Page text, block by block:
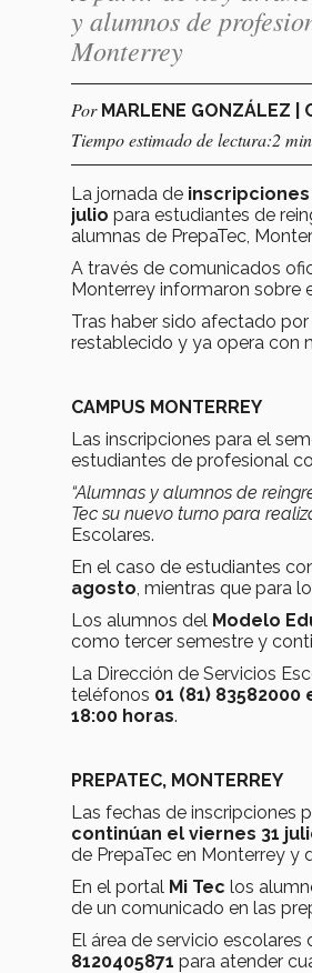
y alumnos de
Monterrey
Por MARLENE GONZÁLEZ |
Tiempo estimado de lectura:2
La jornada de inscripciones
julio para estudiantes de
alumnas de PrepaTec,
A través de comunicados
Monterrey informaron sobre
Tras haber sido afectado
restablecido y ya opera con
CAMPUS MONTERREY
Las inscripciones para el
estudiantes de profesional
“Alumnas y alumnos de
Tec su nuevo turno para
Escolares.
En el caso de estudiantes
agosto , mientras que para
Los alumnos del Modelo
como tercer semestre y
La Dirección de Servicios
teléfonos 01 (81) 83582000
18:00 horas.
PREPATEC, MONTERREY
Las fechas de inscripciones
continúan el viernes 31
de PrepaTec en Monterrey y
En el portal Mi Tec los
de un comunicado en las
El área de servicio
8120405871 para atender